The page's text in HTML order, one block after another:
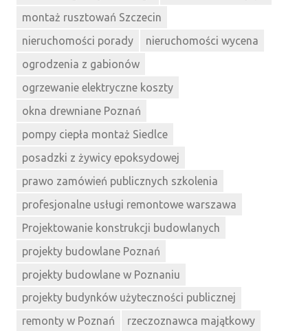
montaż rusztowań Szczecin
nieruchomości porady
nieruchomości wycena
ogrodzenia z gabionów
ogrzewanie elektryczne koszty
okna drewniane Poznań
pompy ciepła montaż Siedlce
posadzki z żywicy epoksydowej
prawo zamówień publicznych szkolenia
profesjonalne usługi remontowe warszawa
Projektowanie konstrukcji budowlanych
projekty budowlane Poznań
projekty budowlane w Poznaniu
projekty budynków użyteczności publicznej
remonty w Poznań
rzeczoznawca majątkowy